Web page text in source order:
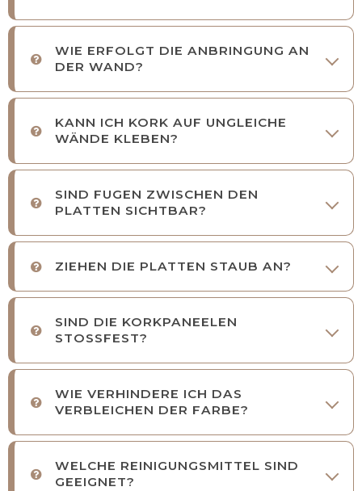
WIE ERFOLGT DIE ANBRINGUNG AN
DER WAND?
KANN ICH KORK AUF UNGLEICHE
WÄNDE KLEBEN?
SIND FUGEN ZWISCHEN DEN
PLATTEN SICHTBAR?
ZIEHEN DIE PLATTEN STAUB AN?
SIND DIE KORKPANEELEN
STOSSFEST?
WIE VERHINDERE ICH DAS
VERBLEICHEN DER FARBE?
WELCHE REINIGUNGSMITTEL SIND
GEEIGNET?